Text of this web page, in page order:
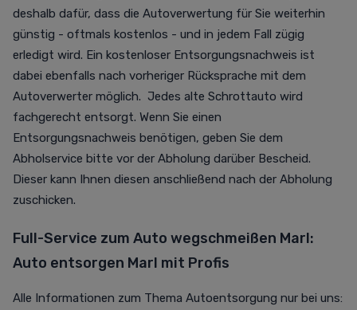
deshalb dafür, dass die Autoverwertung für Sie weiterhin
günstig - oftmals kostenlos - und in jedem Fall zügig
erledigt wird. Ein kostenloser Entsorgungsnachweis ist
dabei ebenfalls nach vorheriger Rücksprache mit dem
Autoverwerter möglich. Jedes alte Schrottauto wird
fachgerecht entsorgt. Wenn Sie einen
Entsorgungsnachweis benötigen, geben Sie dem
Abholservice bitte vor der Abholung darüber Bescheid.
Dieser kann Ihnen diesen anschließend nach der Abholung
zuschicken.
Full-Service zum Auto wegschmeißen Marl:
Auto entsorgen Marl mit Profis
Alle Informationen zum Thema Autoentsorgung nur bei uns: